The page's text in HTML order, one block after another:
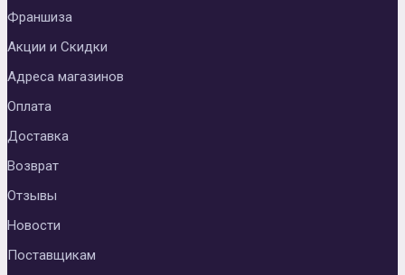
Франшиза
Акции и Скидки
Адреса магазинов
Оплата
Доставка
Возврат
Отзывы
Новости
Поставщикам